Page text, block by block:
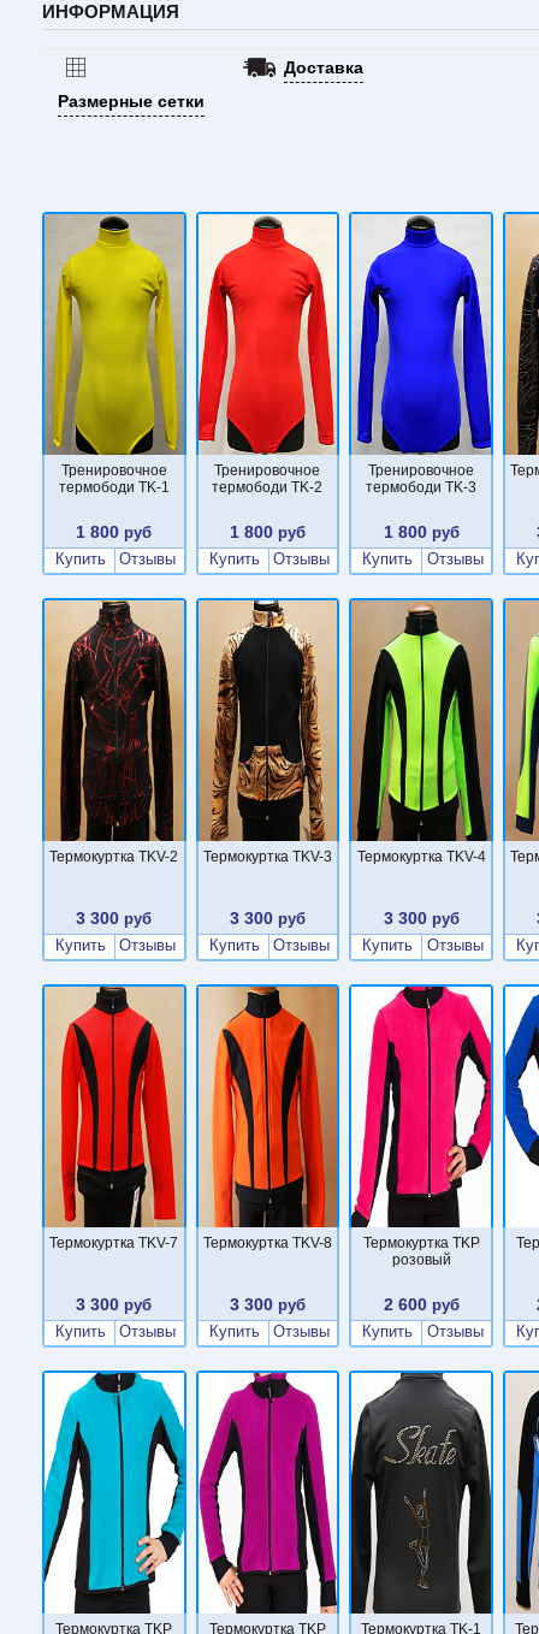
ИНФОРМАЦИЯ
Размерные сетки
Доставка
Тренировочное
термободи TK-1
1 800 руб
Купить
Отзывы
Тренировочное
термободи TK-2
1 800 руб
Купить
Отзывы
Тренировочное
термободи TK-3
1 800руб
Купить
Отзывы
Термокуртка TKV-2
3 300 руб
Купить
Отзывы
Термокуртка TKV-3
3 300 руб
Купить
Отзывы
Термокуртка TKV-4
3 300руб
Купить
Отзывы
Термокуртка TKV-7
3 300 руб
Купить
Отзывы
Термокуртка TKV-8
3 300 руб
Купить
Отзывы
Термокуртка TKP
розовый
2 600руб
Купить
Отзывы
Термокуртка TKP Термокуртка TKP Термокуртка TK-1